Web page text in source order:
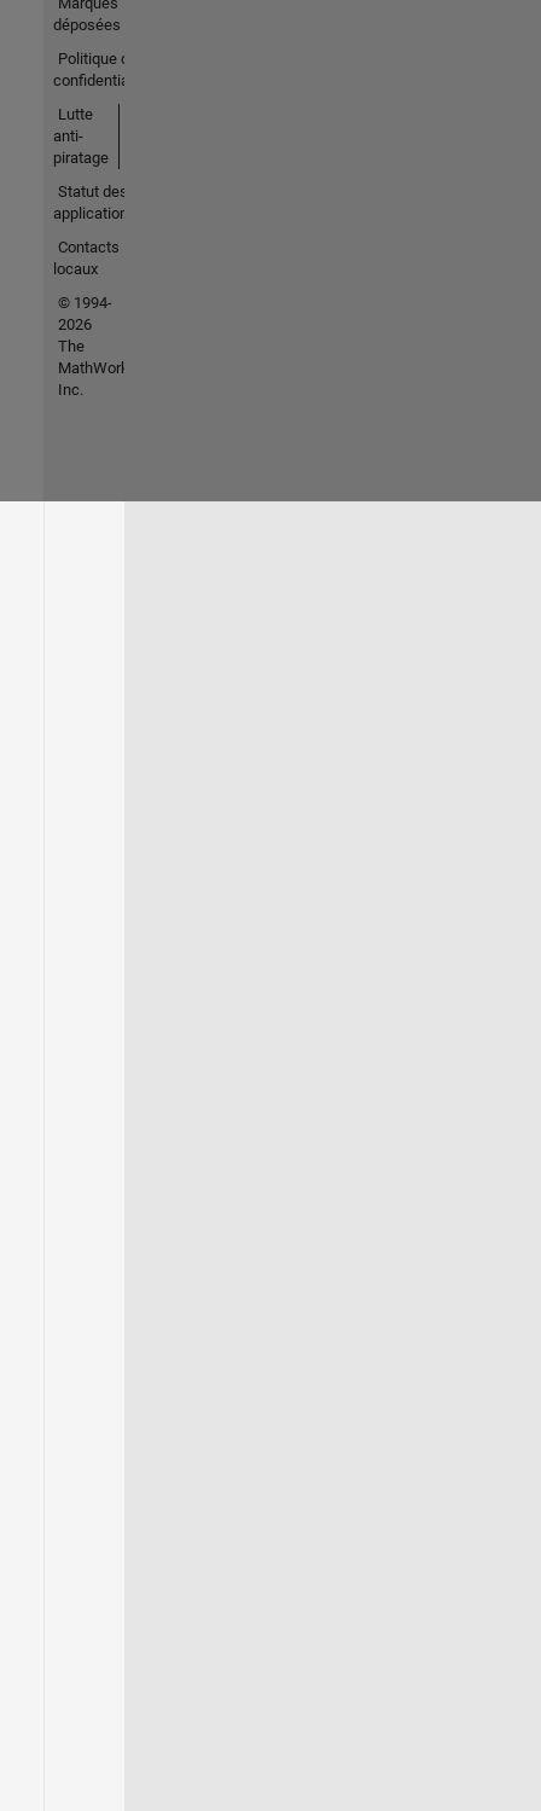
déposées
Politique de
confidentialité
Lutte
anti-
piratage
Statut des
applications
Contacts
locaux
© 1994-
2026
The
MathWorks,
Inc.